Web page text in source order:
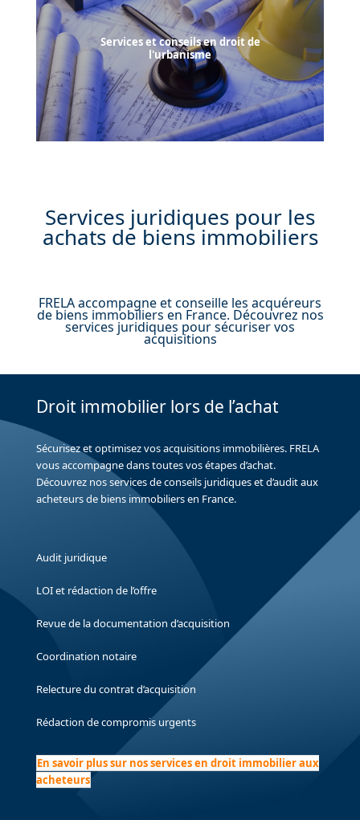
Services et conseils en droit de
l'urbanisme
Services juridiques pour les
achats de biens immobiliers
FRELA accompagne et conseille les acquéreurs
de biens immobiliers en France. Découvrez nos
services juridiques pour sécuriser vos
acquisitions
Droit immobilier lors de l’achat
Sécurisez et optimisez vos acquisitions immobilières. FRELA
vous accompagne dans toutes vos étapes d’achat.
Découvrez nos services de conseils juridiques et d’audit aux
acheteurs de biens immobiliers en France.
Audit juridique
LOI et rédaction de l’offre
Revue de la documentation d’acquisition
Coordination notaire
Relecture du contrat d’acquisition
Rédaction de compromis urgents
En savoir plus sur nos services en droit immobilier aux
acheteurs